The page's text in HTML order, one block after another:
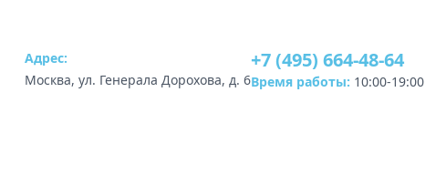
Адрес:
Москва, ул. Генерала Дорохова, д. 6
+7 (495) 664-48-64
Время работы: 10:00-19:00